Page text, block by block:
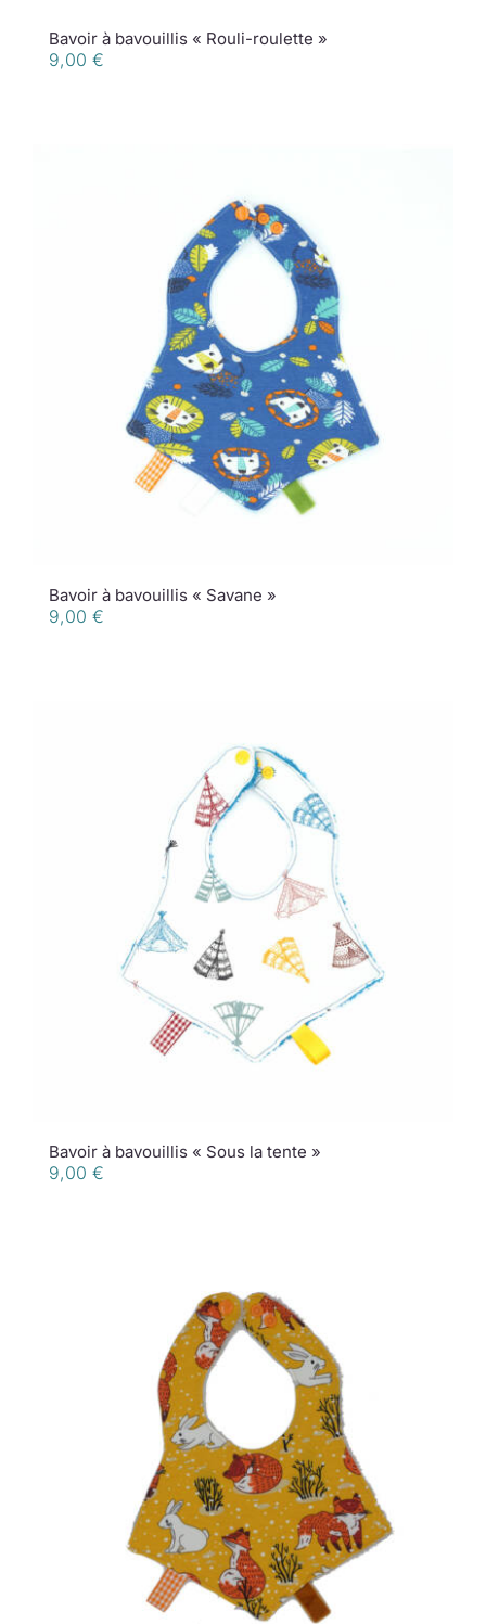
Bavoir à bavouillis « Rouli-roulette »
9,00 €
Bavoir à bavouillis « Savane »
9,00 €
Bavoir à bavouillis « Sous la tente »
9,00 €